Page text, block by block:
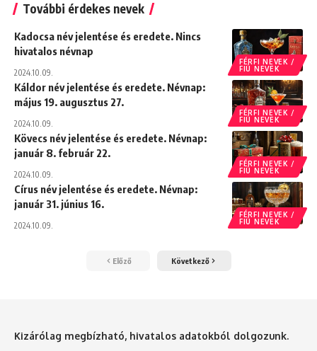
További érdekes nevek
FÉRFI NEVEK /
FIÚ NEVEK
Kadocsa név jelentése és eredete. Nincs
hivatalos névnap
2024.10.09.
FÉRFI NEVEK /
FIÚ NEVEK
Káldor név jelentése és eredete. Névnap:
május 19. augusztus 27.
2024.10.09.
FÉRFI NEVEK /
FIÚ NEVEK
Kövecs név jelentése és eredete. Névnap:
január 8. február 22.
2024.10.09.
FÉRFI NEVEK /
FIÚ NEVEK
Círus név jelentése és eredete. Névnap:
január 31. június 16.
2024.10.09.
Előző Következő
Kizárólag megbízható, hivatalos adatokból dolgozunk.